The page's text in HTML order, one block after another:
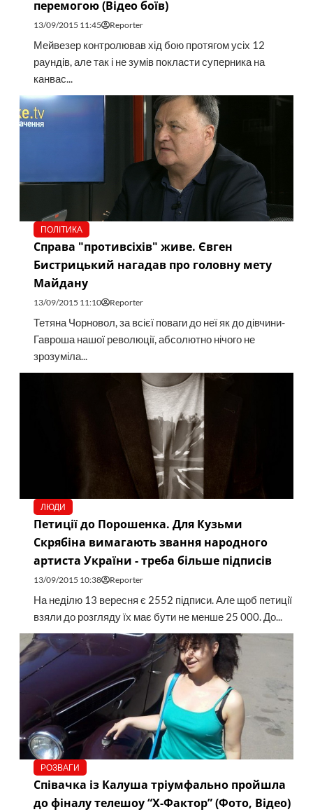
перемогою (Відео боїв)
13/09/2015 11:45 Reporter
Мейвезер контролював хід бою протягом усіх 12
раундів, але так і не зумів покласти суперника на
канвас...
ПОЛІТИКА
Справа "противсіхів" живе. Євген
Бистрицький нагадав про головну мету
Майдану
13/09/2015 11:10 Reporter
Тетяна Чорновол, за всієї поваги до неї як до дівчини-
Гавроша нашої революції, абсолютно нічого не
зрозуміла...
ЛЮДИ
Петиції до Порошенка. Для Кузьми
Скрябіна вимагають звання народного
артиста України - треба більше підписів
13/09/2015 10:38 Reporter
На неділю 13 вересня є 2552 підписи. Але щоб петиції
взяли до розгляду їх має бути не менше 25 000. До...
РОЗВАГИ
Співачка із Калуша тріумфально пройшла
до фіналу телешоу “Х-Фактор” (Фото, Відео)